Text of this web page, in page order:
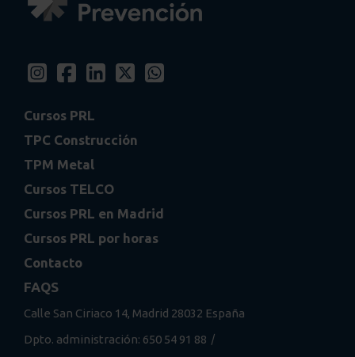
Cursos PRL
TPC Construcción
TPM Metal
Cursos TELCO
Cursos PRL en Madrid
Cursos PRL por horas
Contacto
FAQS
Calle San Ciriaco 14, Madrid 28032 España
Dpto. administración: 650 54 91 88 /